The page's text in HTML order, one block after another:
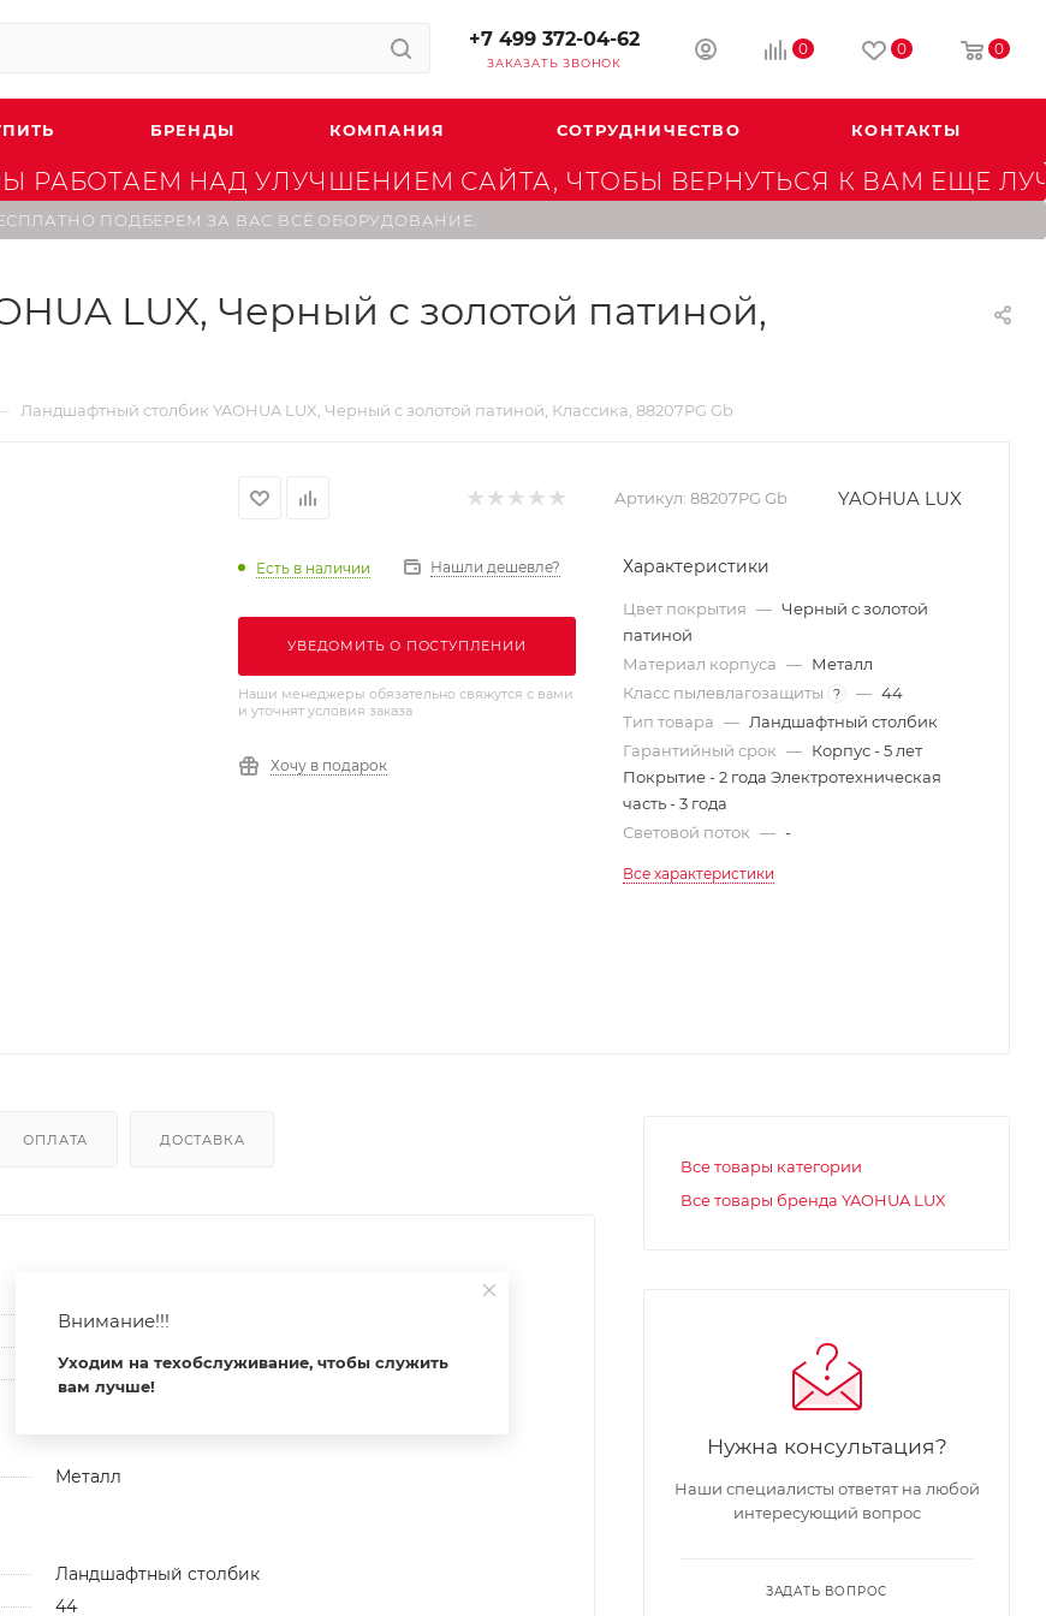
+7 499 372-04-62
ЗАКАЗАТЬ ЗВОНОК
0 0 0
БРЕНДЫ КОМПАНИЯ СОТРУДНИЧЕСТВО КОНТАКТЫ
РАБОТАЕМ НАД УЛУЧШЕНИЕМ САЙТА, ЧТОБЫ ВЕРНУТЬСЯ К ВАМ ЕЩЕ
ПОДБЕРЕМ ЗА ВАС ВСЁ ОБОРУДОВАНИЕ.
LUX, Черный с золотой патиной,
Ландшафтный столбик YAOHUA LUX, Черный с золотой патиной, Классика, 88207PG Gb
Артикул: 88207PG Gb YAOHUA LUX
Есть в наличии Нашли дешевле?
УВЕДОМИТЬ О ПОСТУПЛЕНИИ
Наши менеджеры обязательно свяжутся с вами
и уточнят условия заказа
Хочу в подарок
Характеристики
Цвет покрытия — Черный с золотой
патиной
Материал корпуса — Металл
Класс пылевлагозащиты
? — 44
Тип товара — Ландшафтный столбик
Гарантийный срок — Корпус - 5 лет
Покрытие - 2 года Электротехническая
часть - 3 года
Световой поток — -
Все характеристики
ОПЛАТА ДОСТАВКА
220-240
100
Металл
Ландшафтный столбик
44
Все товары категории
Все товары бренда YAOHUA LUX
Нужна консультация?
Наши специалисты ответят на любой
интересующий вопрос
ЗАДАТЬ ВОПРОС
Внимание!!!
Уходим на техобслуживание, чтобы служить
вам лучше!